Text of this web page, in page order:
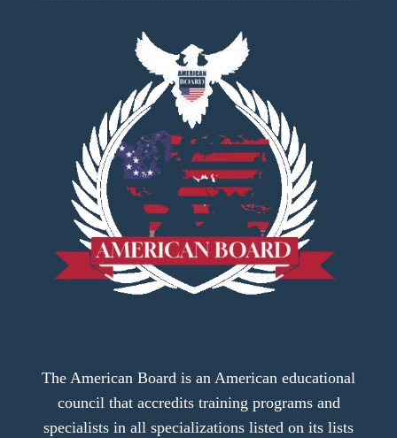
The American Board is an American educational
council that accredits training programs and
specialists in all specializations listed on its lists